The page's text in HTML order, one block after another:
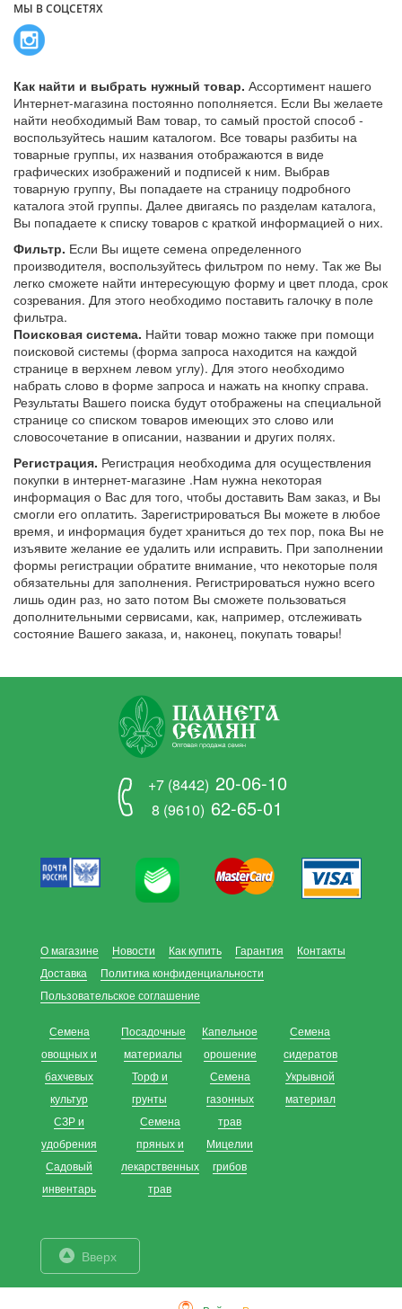
МЫ В СОЦСЕТЯХ
Как найти и выбрать нужный товар. Ассортимент нашего
Интернет-магазина постоянно пополняется. Если Вы желаете
найти необходимый Вам товар, то самый простой способ -
воспользуйтесь нашим каталогом. Все товары разбиты на
товарные группы, их названия отображаются в виде
графических изображений и подписей к ним. Выбрав
товарную группу, Вы попадаете на страницу подробного
каталога этой группы. Далее двигаясь по разделам каталога,
Вы попадаете к списку товаров с краткой информацией о них.
Фильтр. Если Вы ищете семена определенного
производителя, воспользуйтесь фильтром по нему. Так же Вы
легко сможете найти интересующую форму и цвет плода, срок
созревания. Для этого необходимо поставить галочку в поле
фильтра.
Поисковая система. Найти товар можно также при помощи
поисковой системы (форма запроса находится на каждой
странице в верхнем левом углу). Для этого необходимо
набрать слово в форме запроса и нажать на кнопку справа.
Результаты Вашего поиска будут отображены на специальной
странице со списком товаров имеющих это слово или
словосочетание в описании, названии и других полях.
Регистрация. Регистрация необходима для осуществления
покупки в интернет-магазине .Нам нужна некоторая
информация о Вас для того, чтобы доставить Вам заказ, и Вы
смогли его оплатить. Зарегистрироваться Вы можете в любое
время, и информация будет храниться до тех пор, пока Вы не
изъявите желание ее удалить или исправить. При заполнении
формы регистрации обратите внимание, что некоторые поля
обязательны для заполнения. Регистрироваться нужно всего
лишь один раз, но зато потом Вы сможете пользоваться
дополнительными сервисами, как, например, отслеживать
состояние Вашего заказа, и, наконец, покупать товары!
+7 (8442) 20-06-10
8 (9610) 62-65-01
О магазине Новости Как купить Гарантия
Контакты
Доставка
Политика конфиденциальности
Пользовательское соглашение
Семена
овощных и
бахчевых
культур
СЗР и
удобрения
Садовый
инвентарь
Посадочные
материалы
Торф и
грунты
Семена
пряных и
лекарственных
трав
Капельное
орошение
Семена
газонных
трав
Мицелии
грибов
Семена
сидератов
Укрывной
материал
Вверх